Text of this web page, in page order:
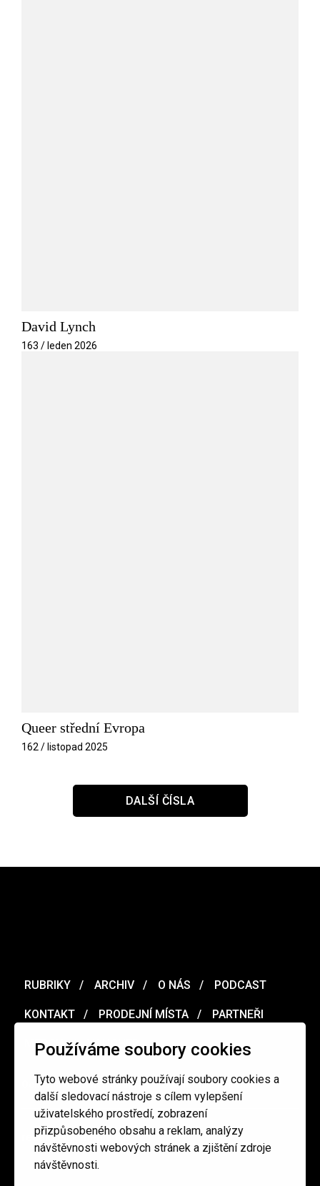
Používáme soubory cookies
Tyto webové stránky používají soubory cookies a
další sledovací nástroje s cílem vylepšení
uživatelského prostředí, zobrazení
přizpůsobeného obsahu a reklam, analýzy
návštěvnosti webových stránek a zjištění zdroje
návštěvnosti.
David Lynch
163 / leden 2026
Queer střední Evropa
162 / listopad 2025
DALŠÍ ČÍSLA
RUBRIKY ARCHIV O NÁS PODCAST
KONTAKT PRODEJNÍ MÍSTA PARTNEŘI
MERCH VOUCHER
Ochrana osobních údajů / Obchodní podmínky
redakce@cinepur.cz